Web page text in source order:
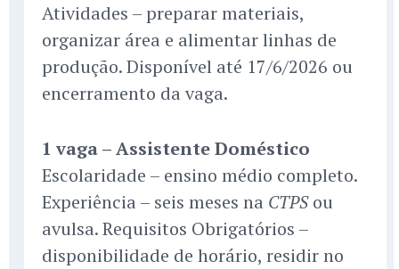
Atividades – preparar materiais,
organizar área e alimentar linhas de
produção. Disponível até 17/6/2026 ou
encerramento da vaga.
1 vaga – Assistente Doméstico
Escolaridade – ensino médio completo.
Experiência – seis meses na CTPSou
avulsa. Requisitos Obrigatórios –
disponibilidade de horário, residir no